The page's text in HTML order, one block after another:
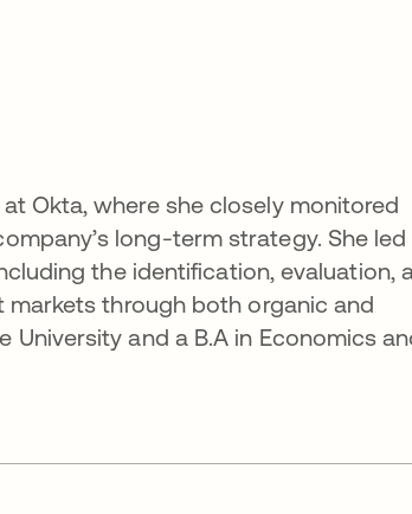
Okta, where she closely monitored
long-term strategy. She led
the identification, evaluation,
through both organic and
University and a B.A in Economics